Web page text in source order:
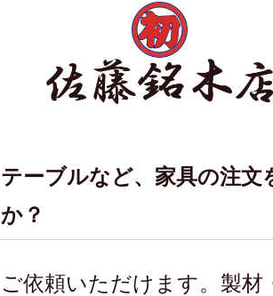
テーブルなど、家具の注文
か？
ご依頼いただけます。製材